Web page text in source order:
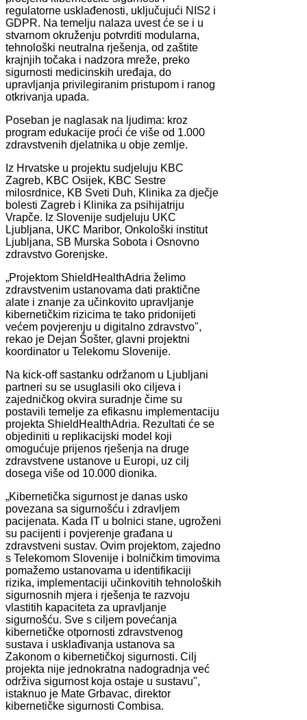
regulatorne usklađenosti, uključujući NIS2 i
GDPR. Na temelju nalaza uvest će se i u
stvarnom okruženju potvrditi modularna,
tehnološki neutralna rješenja, od zaštite
krajnjih točaka i nadzora mreže, preko
sigurnosti medicinskih uređaja, do
upravljanja privilegiranim pristupom i ranog
otkrivanja upada.
Poseban je naglasak na ljudima: kroz
program edukacije proći će više od 1.000
zdravstvenih djelatnika u obje zemlje.
Iz Hrvatske u projektu sudjeluju KBC
Zagreb, KBC Osijek, KBC Sestre
milosrdnice, KB Sveti Duh, Klinika za dječje
bolesti Zagreb i Klinika za psihijatriju
Vrapče. Iz Slovenije sudjeluju UKC
Ljubljana, UKC Maribor, Onkološki institut
Ljubljana, SB Murska Sobota i Osnovno
zdravstvo Gorenjske.
„Projektom ShieldHealthAdria želimo
zdravstvenim ustanovama dati praktične
alate i znanje za učinkovito upravljanje
kibernetičkim rizicima te tako pridonijeti
većem povjerenju u digitalno zdravstvo",
rekao je Dejan Šošter, glavni projektni
koordinator u Telekomu Slovenije.
Na kick-off sastanku održanom u Ljubljani
partneri su se usuglasili oko ciljeva i
zajedničkog okvira suradnje čime su
postavili temelje za efikasnu implementaciju
projekta ShieldHealthAdria. Rezultati će se
objediniti u replikacijski model koji
omogućuje prijenos rješenja na druge
zdravstvene ustanove u Europi, uz cilj
dosega više od 10.000 dionika.
„Kibernetička sigurnost je danas usko
povezana sa sigurnošću i zdravljem
pacijenata. Kada IT u bolnici stane, ugroženi
su pacijenti i povjerenje građana u
zdravstveni sustav. Ovim projektom, zajedno
s Telekomom Slovenije i bolničkim timovima
pomažemo ustanovama u identifikaciji
rizika, implementaciji učinkovitih tehnoloških
sigurnosnih mjera i rješenja te razvoju
vlastitih kapaciteta za upravljanje
sigurnošću. Sve s ciljem povećanja
kibernetičke otpornosti zdravstvenog
sustava i usklađivanja ustanova sa
Zakonom o kibernetičkoj sigurnosti. Cilj
projekta nije jednokratna nadogradnja već
održiva sigurnost koja ostaje u sustavu",
istaknuo je Mate Grbavac, direktor
kibernetičke sigurnosti Combisa.